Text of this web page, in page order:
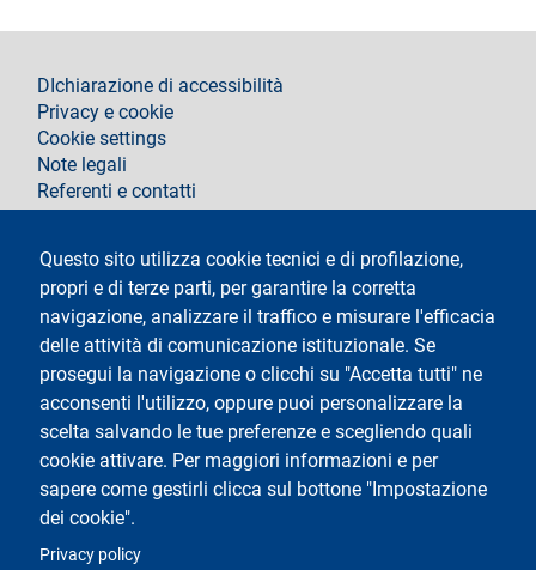
Questo sito utilizza cookie tecnici e di profilazione,
propri e di terze parti, per garantire la corretta
navigazione, analizzare il traffico e misurare l'efficacia
delle attività di comunicazione istituzionale. Se
prosegui la navigazione o clicchi su "Accetta tutti" ne
acconsenti l'utilizzo, oppure puoi personalizzare la
scelta salvando le tue preferenze e scegliendo quali
cookie attivare. Per maggiori informazioni e per
sapere come gestirli clicca sul bottone "Impostazione
dei cookie".
Privacy policy
footer
DIchiarazione di accessibilità
Privacy e cookie
Cookie settings
Note legali
Referenti e contatti
Testo
Università degli Studi di Milano
Via Festa del Perdono 7 - 20122 Milano
Tel.+39 02 5032 5032
Posta elettronica certificata
Logo